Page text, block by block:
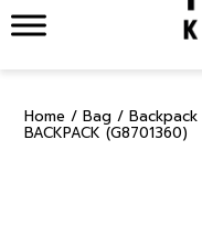
content
Home / Bag / Backpack
BACKPACK (G8701360)